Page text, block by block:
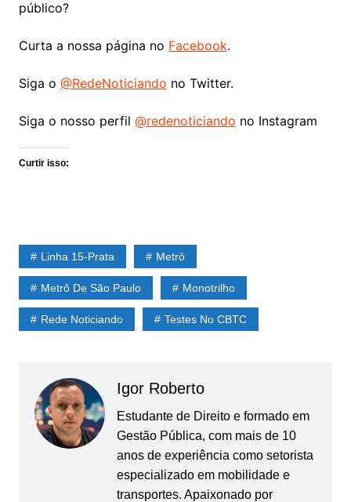
público?
Curta a nossa página no Facebook.
Siga o @RedeNoticiando no Twitter.
Siga o nosso perfil @redenoticiando no Instagram
Curtir isso:
Linha 15-Prata Metrô
Metrô De São Paulo Monotrilho
Rede Noticiando Testes No CBTC
Igor Roberto
Estudante de Direito e formado em
Gestão Pública, com mais de 10
anos de experiência como setorista
especializado em mobilidade e
transportes. Apaixonado por